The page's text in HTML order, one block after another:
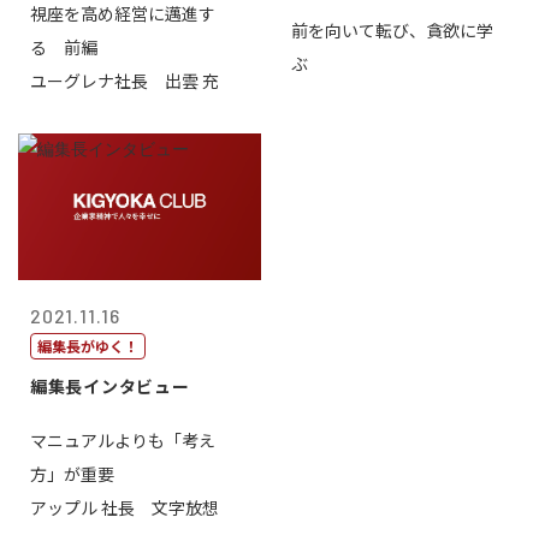
視座を高め経営に邁進す
る 前編
ユーグレナ社長 出雲 充
前を向いて転び、貪欲に学
ぶ
2021.11.16
編集長がゆく！
編集長インタビュー
マニュアルよりも「考え
方」が重要
アップル 社長 文字放想